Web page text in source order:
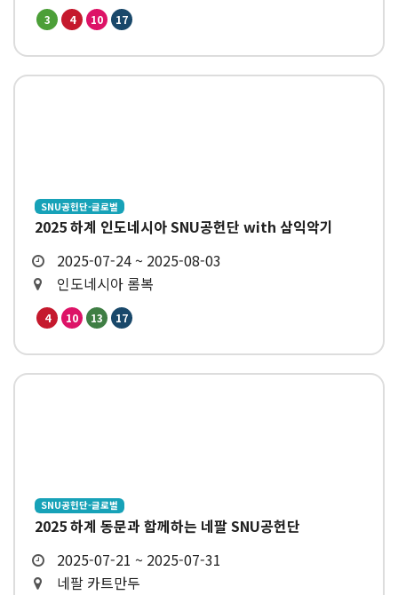
3 4 10 17
SNU공헌단-글로벌
2025 하계 인도네시아 SNU공헌단 with 삼익악기
2025-07-24 ~ 2025-08-03
인도네시아 롬복
4 10 13 17
SNU공헌단-글로벌
2025 하계 동문과 함께하는 네팔 SNU공헌단
2025-07-21 ~ 2025-07-31
네팔 카트만두